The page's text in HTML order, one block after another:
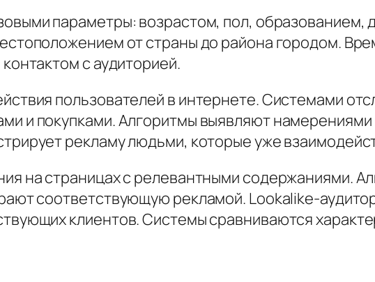
параметры: возрастом, пол, образованием,
от страны до района городом.
с аудиторией.
пользователей в интернете. Системами
и покупками. Алгоритмы выявляют намерениями
рекламу людьми, которые уже
на страницах с релевантными содержаниями.
соответствующую рекламой. Lookalike-
клиентов. Системы сравниваются